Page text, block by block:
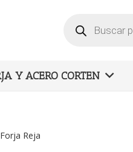
productos
Y ACERO CORTEN
Reja